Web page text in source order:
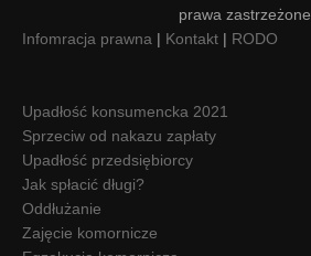
prawa zastrzeżone.
Infomracja prawna | Kontakt | RODO
Upadłość konsumencka 2021
Sprzeciw od nakazu zapłaty
Upadłość przedsiębiorcy
Jak spłacić długi?
Oddłużanie
Zajęcie komornicze